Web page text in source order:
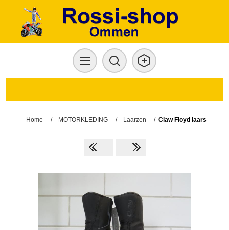
Home / MOTORKLEDING / Laarzen / Claw Floyd laars